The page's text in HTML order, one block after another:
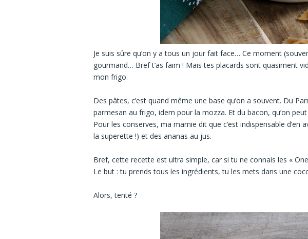
Je suis sûre qu’on y a tous un jour fait face… Ce moment
gourmand… Bref t’as faim ! Mais tes placards sont quasiment
mon frigo.
Des pâtes, c’est quand même une base qu’on a souvent. Du
parmesan au frigo, idem pour la mozza. Et du bacon, qu’on
Pour les conserves, ma mamie dit que c’est indispensable
la superette !) et des ananas au jus.
Bref, cette recette est ultra simple, car si tu ne connais les «
Le but : tu prends tous les ingrédients, tu les mets dans une
Alors, tenté ?